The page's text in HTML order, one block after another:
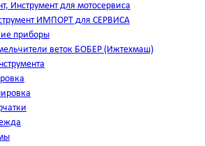
Инструмент для мотосервиса
ИМПОРТ для СЕРВИСА
приборы
веток БОБЕР (Ижтехмаш)